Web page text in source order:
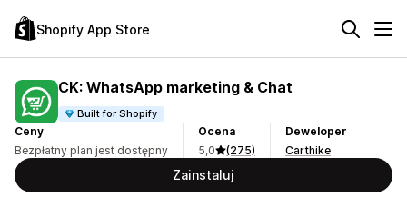
Shopify App Store
CK: WhatsApp marketing & Chat
Built for Shopify
Ceny
Bezpłatny plan jest dostępny
Ocena
5,0
(275)
Deweloper
Carthike
Zainstaluj